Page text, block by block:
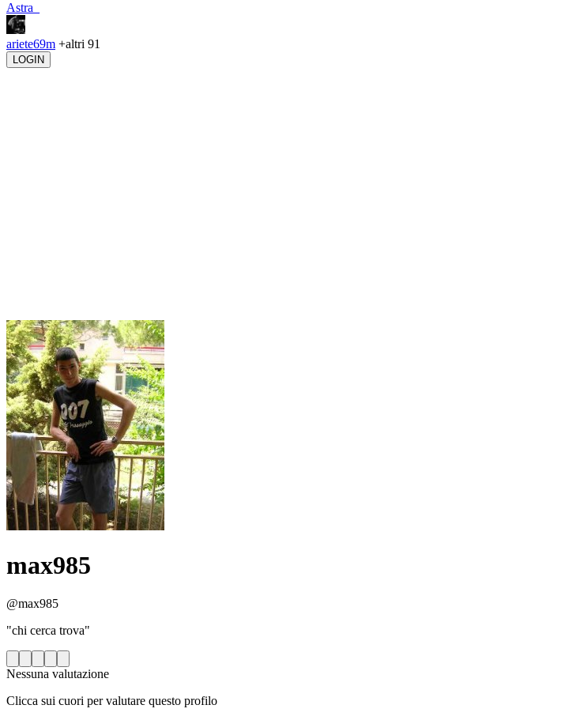
Astra_
ariete69m +altri 91
LOGIN
max985
@max985
"chi cerca trova"
Nessuna valutazione
Clicca sui cuori per valutare questo profilo